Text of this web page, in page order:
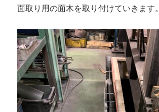
面取り用の面木を取り付けていきます。